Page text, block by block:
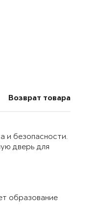
Возврат товара
и безопасности.
дверь для
образование